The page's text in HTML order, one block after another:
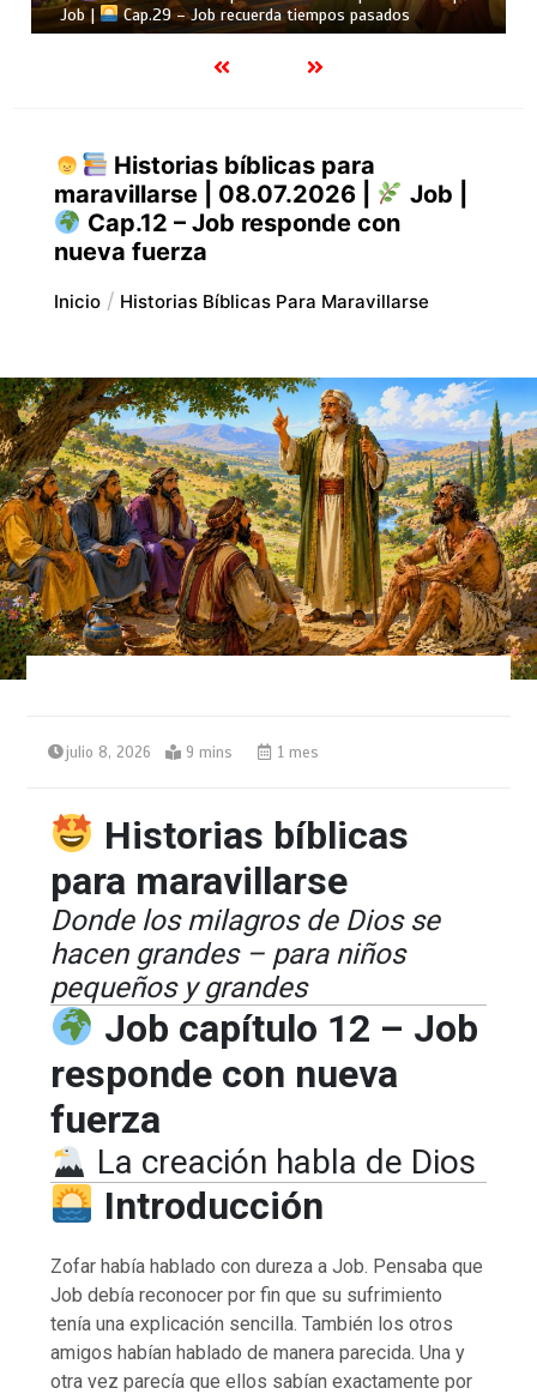
Job |
Cap.28 – Job busca la verdadera sabiduría
Historias bíblicas para
maravillarse | 08.07.2026 |
Job |
Cap.12 – Job responde con
nueva fuerza
Inicio Historias Bíblicas Para Maravillarse
julio 8, 2026 9 mins 1 mes
Historias bíblicas
para maravillarse
Donde los milagros de Dios se
hacen grandes – para niños
pequeños y grandes
Job capítulo 12 – Job
responde con nueva
fuerza
La creación habla de Dios
Introducción
Zofar había hablado con dureza a Job. Pensaba que
Job debía reconocer por fin que su sufrimiento
tenía una explicación sencilla. También los otros
amigos habían hablado de manera parecida. Una y
otra vez parecía que ellos sabían exactamente por